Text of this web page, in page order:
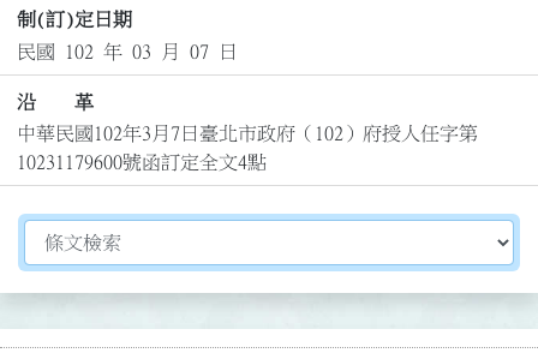
制(訂)定日期
民國 102 年 03 月 07 日
沿 革
中華民國102年3月7日臺北市政府（102）府授人任字第
10231179600號函訂定全文4點
切換選擇法規資訊內容